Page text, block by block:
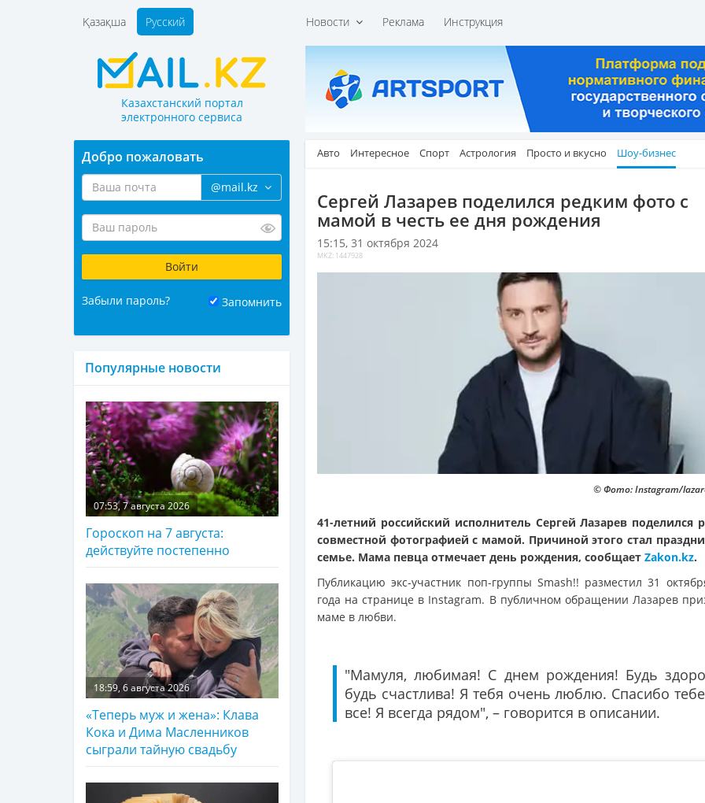
Новости Реклама Инструкция
Қазақша Русский
Казахстанский портал
электронного сервиса
Авто Интересное Спорт Астрология Просто и вкусно Шоу-бизнес
Сергей Лазарев поделился редким фото с
мамой в честь ее дня рождения
15:15, 31 октября 2024
MKZ: 1447928
© Фото: Instagram/
41-летний российский исполнитель Сергей Лазарев поделился
совместной фотографией с мамой. Причиной этого стал
семье. Мама певца отмечает день рождения, сообщает Zakon.kz.
Публикацию экс-участник поп-группы Smash!! разместил 31
года на странице в Instagram. В публичном обращении Лазарев
маме в любви.
"Мамуля, любимая! С днем рождения! Будь
будь счастлива! Я тебя очень люблю. Спасибо
все! Я всегда рядом", – говорится в описании.
Добро пожаловать
@mail.kz
Забыли пароль? Запомнить
Популярные новости
07:53, 7 августа 2026
Гороскоп на 7 августа:
действуйте постепенно
18:59, 6 августа 2026
«Теперь муж и жена»: Клава
Кока и Дима Масленников
сыграли тайную свадьбу